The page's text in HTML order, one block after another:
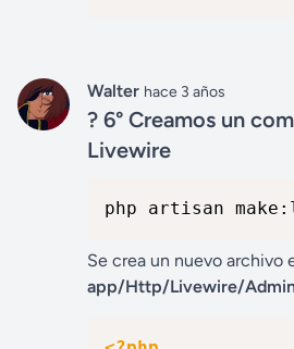
Walter hace 3 años
? 6° Creamos un
Livewire
php artisan
Se crea un nuevo archivo
app/Http/Livewire/